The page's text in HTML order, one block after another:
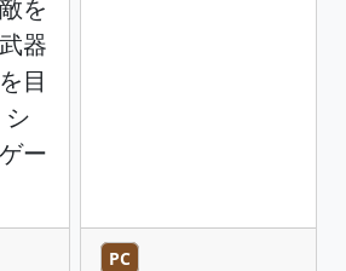
を
器
目
ー
PC